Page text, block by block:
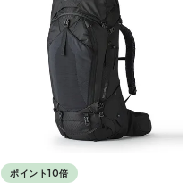
ポイント10倍